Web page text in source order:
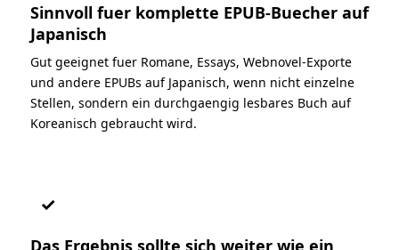
Sinnvoll fuer komplette EPUB-Buecher auf
Japanisch
Gut geeignet fuer Romane, Essays, Webnovel-Exporte
und andere EPUBs auf Japanisch, wenn nicht einzelne
Stellen, sondern ein durchgaengig lesbares Buch auf
Koreanisch gebraucht wird.
✓
Das Ergebnis sollte sich weiter wie ein